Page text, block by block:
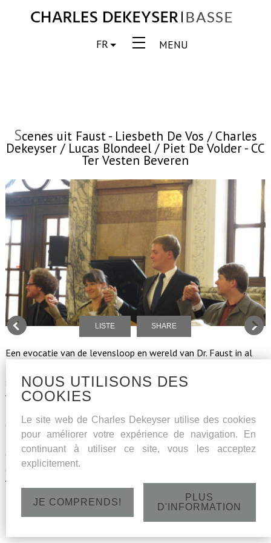
MENU
FR
Scenes uit Faust - Liesbeth De Vos / Charles
Dekeyser / Lucas Blondeel / Piet De Volder - CC
Ter Vesten Beveren
LISTE SHARE
Een evocatie van de levensloop en wereld van Dr. Faust in al
scènes worden aan elkaar gereciteerd zodat het hele verhaal
wordt beleefd aan de hand van woord en muziek. Programma:
Ondergang / met muziek van: Schubert, Schuman, Beethoven,
Moessorgski, Wagner, e.a. / met: Liesbeth Devos (sopraan),
Charles Dekeyser (bas), Lucas Blondeel (piano), Piet De Volder
(recitant) / i.s.m. Kon. Piet Stautkring CC Ter Vesten - Beveren-
Waas om 11u
NOUS UTILISONS DES
COOKIES
Le site web de Charles Dekeyser utilise des cookies
pour améliorer votre expérience de navigation. En
continuant à utiliser ce site, vous les acceptez
explicitement.
JE COMPRENDS!
PLUS
D'INFORMATION